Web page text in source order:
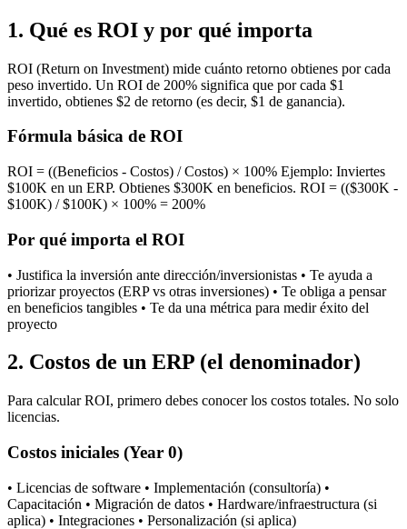
1. Qué es ROI y por qué importa
ROI (Return on Investment) mide cuánto retorno obtienes por cada
peso invertido. Un ROI de 200% significa que por cada $1
invertido, obtienes $2 de retorno (es decir, $1 de ganancia).
Fórmula básica de ROI
ROI = ((Beneficios - Costos) / Costos) × 100% Ejemplo: Inviertes
$100K en un ERP. Obtienes $300K en beneficios. ROI = (($300K -
$100K) / $100K) × 100% = 200%
Por qué importa el ROI
• Justifica la inversión ante dirección/inversionistas • Te ayuda a
priorizar proyectos (ERP vs otras inversiones) • Te obliga a pensar
en beneficios tangibles • Te da una métrica para medir éxito del
proyecto
2. Costos de un ERP (el denominador)
Para calcular ROI, primero debes conocer los costos totales. No solo
licencias.
Costos iniciales (Year 0)
• Licencias de software • Implementación (consultoría) •
Capacitación • Migración de datos • Hardware/infraestructura (si
aplica) • Integraciones • Personalización (si aplica)